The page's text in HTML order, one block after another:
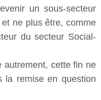
un sous-secteur
ne plus être, comme
du secteur Social-
autrement, cette fin ne
la remise en question